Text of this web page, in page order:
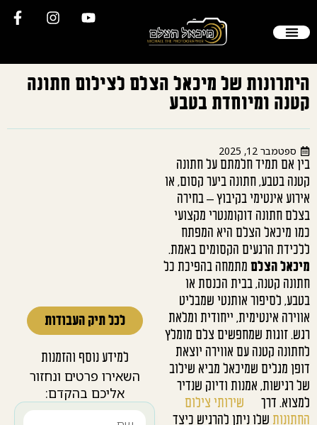
היתרונות של מיכאל הצלם לצילום חתונה
קטנה ומיוחדת בטבע
ספטמבר 12, 2025
בין אם תמיד חלמתם על חתונה
קטנה בטבע, חתונה ביער קסום, או
אירוע אינטימי בקיבוץ – בחירה
בצלם חתונה דוקומנטרי מקצועי
כמו מיכאל הצלם היא המפתח
ללכידת הרגעים הקסומים באמת.
מיכאל הצלם מתמחה בהפיכת כל
חתונה קטנה, בבית הכנסת או
בטבע, לסיפור אותנטי שמבליט
אווירה אינטימית, ייחודית ומלאת
רגש. זוגות שמחפשים צלם מומלץ
לחתונה קטנה עם אווירה יוצאת
דופן מגלים שמיכאל מביא שילוב
של רגישות, אמנות ודיוק שנדיר
למצוא. דרך
שירותי צילום
החתונות שלו ניתן להרגיש כיצד
לכל תיק העבודות
למידע נוסף והזמנות
השאירו פרטים ונחזור
אליכם בהקדם: